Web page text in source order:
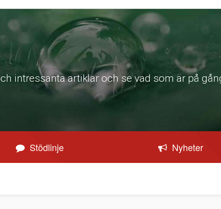
intressanta artiklar och se vad som är på
Stödlinje Nyheter